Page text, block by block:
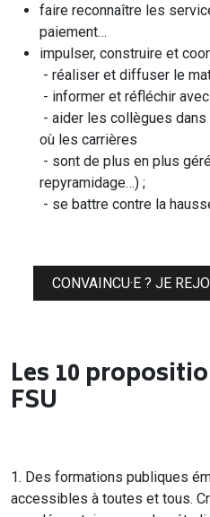
faire reconnaître les
paiement…
impulser, construire et
- réaliser et diffuser le
- informer et réfléchir
- aider les collègues
où les carrières
- sont de plus en plus
repyramidage…) ;
- se battre contre la
CONVAINCU·E ? JE
Les 10
FSU
1. Des formations publiques
accessibles à toutes et tous.